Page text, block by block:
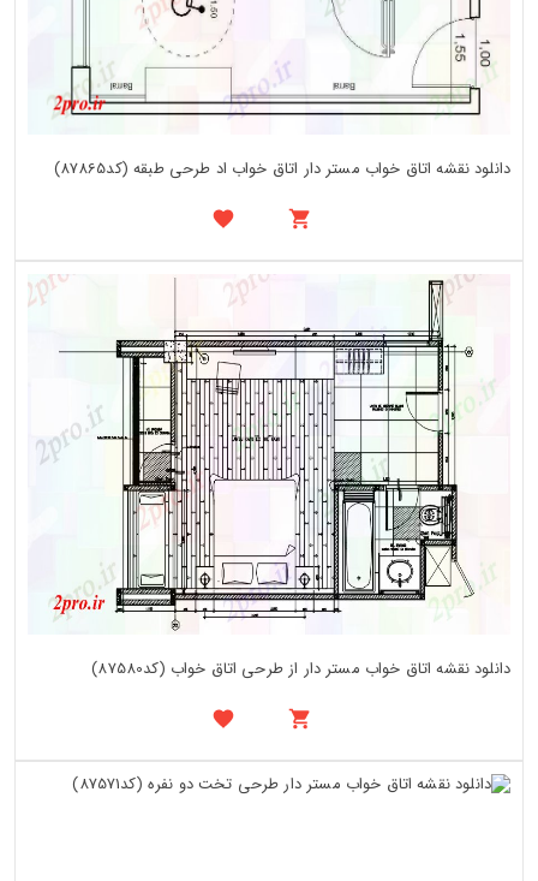
دانلود نقشه اتاق خواب مستر دار اتاق خواب اد طرحی طبقه (کد87865)
دانلود نقشه اتاق خواب مستر دار از طرحی اتاق خواب (کد87580)